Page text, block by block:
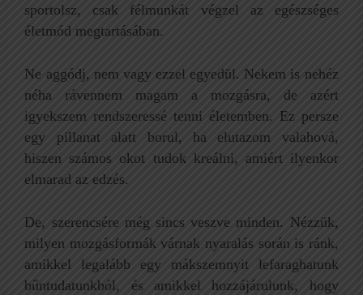
sportolsz, csak félmunkát végzel az egészséges
életmód megtartásában.
Ne aggódj, nem vagy ezzel egyedül. Nekem is nehéz
néha rávennem magam a mozgásra, de azért
igyekszem rendszeressé tenni életemben. Ez persze
egy pillanat alatt borul, ha elutazom valahová,
hiszen számos okot tudok kreálni, amiért ilyenkor
elmarad az edzés.
De, szerencsére még sincs veszve minden. Nézzük,
milyen mozgásformák várnak nyaralás során is ránk,
amikkel legalább egy mákszemnyit lefaraghatunk
bűntudatunkból, és amikkel hozzájárulunk, hogy